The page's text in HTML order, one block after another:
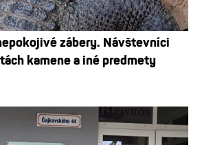
zábery. Návštevníci
kamene a iné predmety